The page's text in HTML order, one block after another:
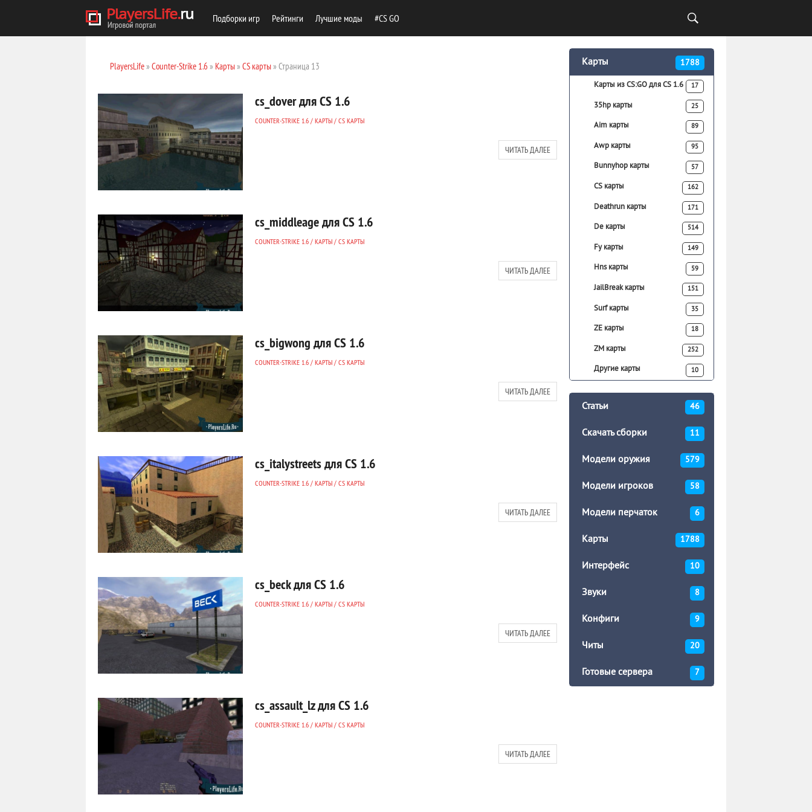
Подборки игр Рейтинги Лучшие моды #CS GO
PlayersLife» Counter-Strike 1.6 » Карты» CS карты» Страница 13
cs_dover для CS 1.6
COUNTER-STRIKE 1.6 / КАРТЫ / CS КАРТЫ
ЧИТАТЬ ДАЛЕЕ
cs_middleage для CS 1.6
COUNTER-STRIKE 1.6 / КАРТЫ / CS КАРТЫ
ЧИТАТЬ ДАЛЕЕ
cs_bigwong для CS 1.6
COUNTER-STRIKE 1.6 / КАРТЫ / CS КАРТЫ
ЧИТАТЬ ДАЛЕЕ
cs_italystreets для CS 1.6
COUNTER-STRIKE 1.6 / КАРТЫ / CS КАРТЫ
ЧИТАТЬ ДАЛЕЕ
cs_beck для CS 1.6
COUNTER-STRIKE 1.6 / КАРТЫ / CS КАРТЫ
ЧИТАТЬ ДАЛЕЕ
cs_assault_lz для CS 1.6
COUNTER-STRIKE 1.6 / КАРТЫ / CS КАРТЫ
ЧИТАТЬ ДАЛЕЕ
Карты 1788
Карты из CS:GO для CS 1.6 17
35hp карты 25
Aim карты 89
Awp карты 95
Bunnyhop карты 57
CS карты 162
Deathrun карты 171
De карты 514
Fy карты 149
Hns карты 59
JailBreak карты 151
Surf карты 35
ZE карты 18
ZM карты 252
Другие карты 10
Статьи 46
Скачать сборки 11
Модели оружия 579
Модели игроков 58
Модели перчаток 6
Карты 1788
Интерфейс 10
Звуки 8
Конфиги 9
Читы 20
Готовые сервера 7